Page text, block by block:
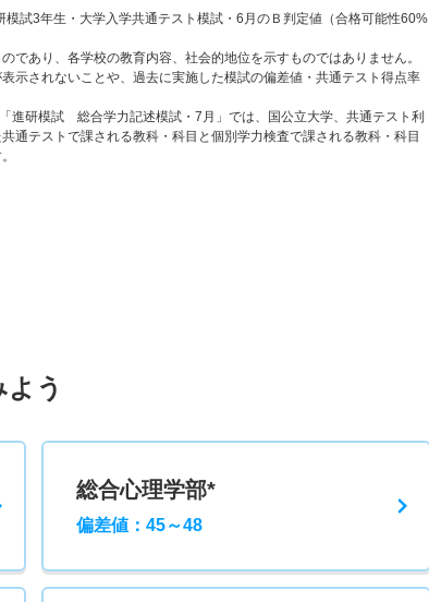
試3年生・大学入学共通テスト模試・6月のＢ判定値（合格可能性60%
あり、各学校の教育内容、社会的地位を示すものではありません。
されないことや、過去に実施した模試の偏差値・共通テスト得点率
研模試 総合学力記述模試・7月」では、国公立大学、共通テスト利
通テストで課される教科・科目と個別学力検査で課される教科・科目
う
総合心理学部*
偏差値：45～48